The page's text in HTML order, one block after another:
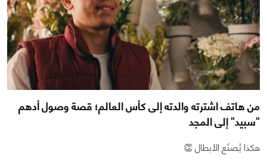
من هاتف اشترته والدته إلى كأس العالم؛ قصة وصول أدهم
"سبيد" إلى المجد
هكذا يُصنَع الأبطال 👏